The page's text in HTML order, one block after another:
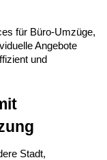
für Büro-Umzüge,
Angebote
und
Stadt,